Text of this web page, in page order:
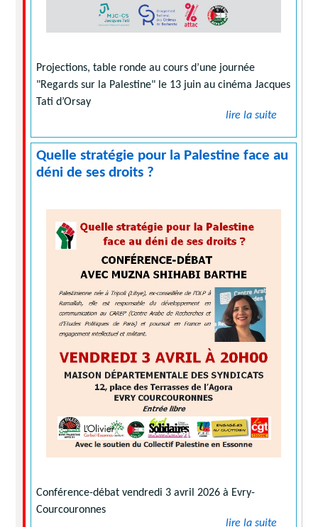
Projections, table ronde au cours d’une journée
"Regards sur la Palestine" le 13 juin au cinéma Jacques
Tati d’Orsay
lire la suite
Quelle stratégie pour la Palestine face au
déni de ses droits ?
Conférence-débat vendredi 3 avril 2026 à Evry-
Courcouronnes
lire la suite